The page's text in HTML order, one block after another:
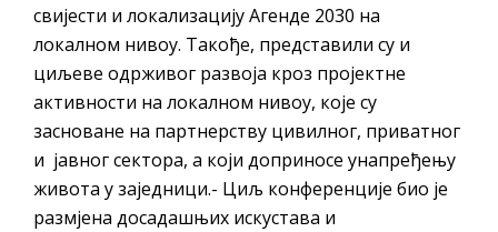
свијести и локализацију Агенде 2030 на
локалном нивоу. Такође, представили су и
циљеве одрживог развоја кроз пројектне
активности на локалном нивоу, које су
засноване на партнерству цивилног, приватног
и јавног сектора, а који доприносе унапређењу
живота у заједници.- Циљ конференције био је
размјена досадашњих искустава и